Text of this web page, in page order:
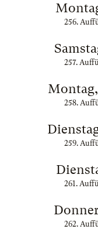
256.
257.
258.
259.
261.
262.